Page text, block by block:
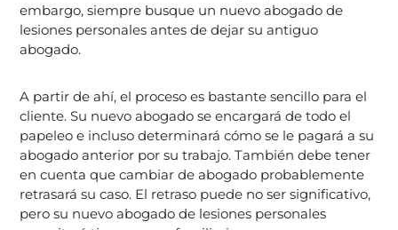
embargo, siempre busque un nuevo abogado de
lesiones personales antes de dejar su antiguo
abogado.
A partir de ahí, el proceso es bastante sencillo para el
cliente. Su nuevo abogado se encargará de todo el
papeleo e incluso determinará cómo se le pagará a su
abogado anterior por su trabajo. También debe tener
en cuenta que cambiar de abogado probablemente
retrasará su caso. El retraso puede no ser significativo,
pero su nuevo abogado de lesiones personales